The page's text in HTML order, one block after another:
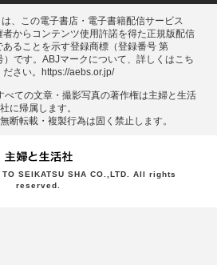
、この電子書店・電子書籍配信サービス
者からコンテンツ使用許諾を得た正規版配信
あることを示す登録商標（登録番号 第
です。ABJマークについて、詳しくはこち
さい。
https://aebs.or.jp/
べての⽂章・撮影写真の著作権は主婦と⽣活
社に帰属します。
断転載・複製⾏為は固く禁⽌します。
TO SEIKATSU SHA CO.,LTD. All rights
reserved.